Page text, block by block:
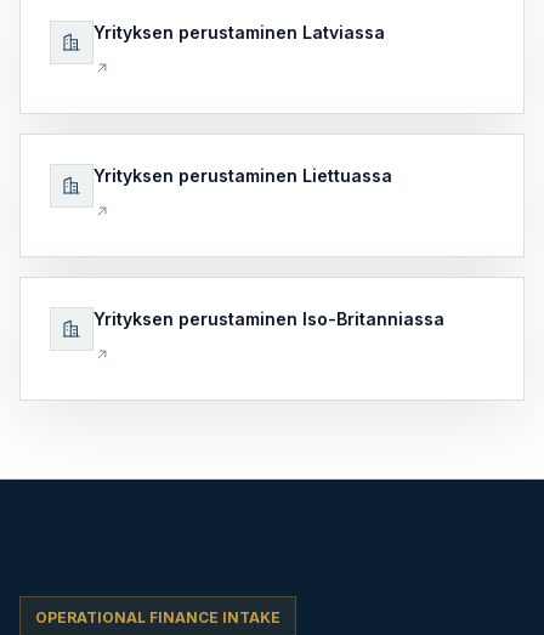
Yrityksen perustaminen Latviassa
Yrityksen perustaminen Liettuassa
Yrityksen perustaminen Iso-Britanniassa
OPERATIONAL FINANCE INTAKE